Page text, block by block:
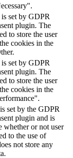
set by GDPR
plugin. The
to store the user
cookies in the
set by GDPR
plugin. The
to store the user
cookies in the
set by the GDPR
plugin and is
whether or not user
to the use of
not store any